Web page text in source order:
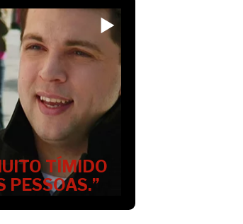
TÍMIDO
PESSOAS.”